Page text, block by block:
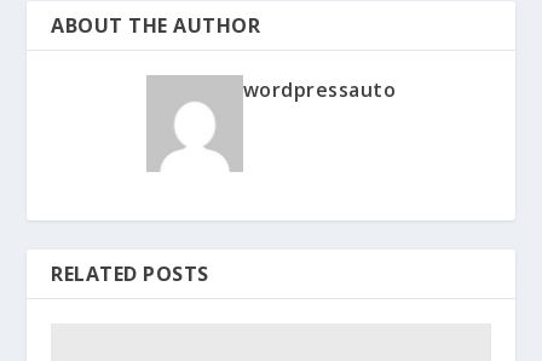
ABOUT THE AUTHOR
wordpressauto
RELATED POSTS